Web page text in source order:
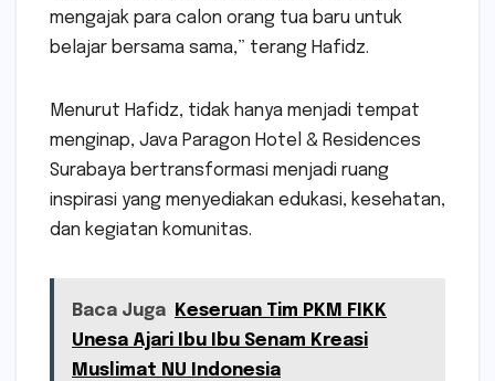
mengajak para calon orang tua baru untuk
belajar bersama sama,” terang Hafidz.
Menurut Hafidz, tidak hanya menjadi tempat
menginap, Java Paragon Hotel & Residences
Surabaya bertransformasi menjadi ruang
inspirasi yang menyediakan edukasi, kesehatan,
dan kegiatan komunitas.
Baca Juga
Keseruan Tim PKM FIKK
Unesa Ajari Ibu Ibu Senam Kreasi
Muslimat NU Indonesia